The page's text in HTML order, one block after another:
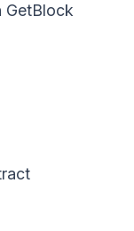
GetBlock